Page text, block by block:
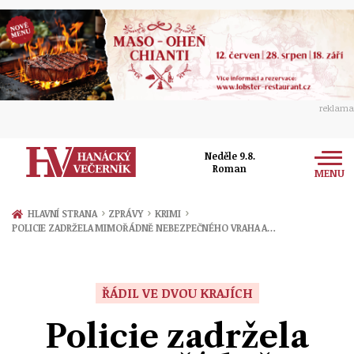
reklama
Neděle 9.8.
Roman
MENU
Zprávy
Přerov
Ekonomika
Ženy
Sport
HLAVNÍ STRANA › ZPRÁVY › KRIMI ›
POLICIE ZADRŽELA MIMOŘÁDNĚ NEBEZPEČNÉHO VRAHA A…
ŘÁDIL VE DVOU KRAJÍCH
Policie zadržela